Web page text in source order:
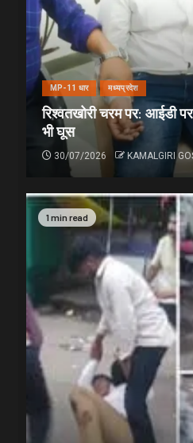
MP-11 धार मध्यप्रदेश
रिश्वतखोरी चरम पर: आईडी
भी घूस
30/07/2026 KAMALGIRI
1 min read